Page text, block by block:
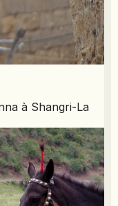
à Shangri-La